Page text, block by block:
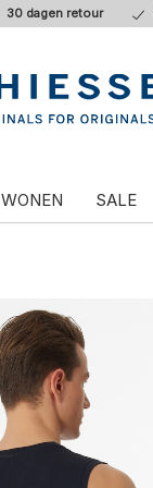
30 dagen retour
WONEN SALE